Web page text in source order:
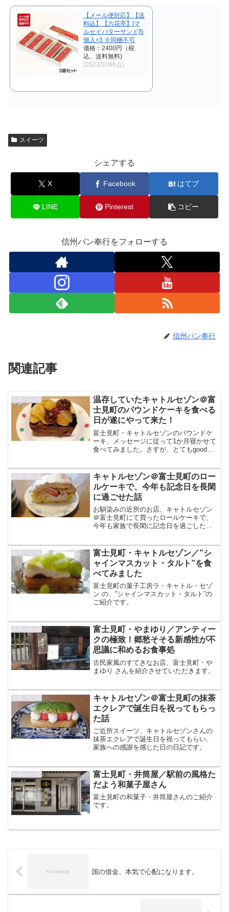
【メール便対応】【送
料込】【六花亭】[マ
ルセイバターサンド]5
個入×3 ※同梱不可
価格：2400円（税
込、送料無料)
(2022/3/3時点)
スイーツ
シェアする
X Facebook はてブ
LINE Pinterest コピー
信州パン奉行をフォローする
信州パン奉行
関連記事
お店いろいろ
温存していたキャトルセゾン＠富
士見町のパウンドケーキを食べる
日が遂にやって来た！
富士見町・キャトルセゾンのパウンドケ
ーキ、メッセージに従って1か月寝かせて
食べてみました。さすが、とてもgoodで
お店いろいろ
キャトルセゾン＠富士見町のロー
ルケーキで、今年も記念日を長閑
に過ごせた話
お馴染みの近所のお店、キャトルセゾン
＠富士見町にて買ったロールケーキで、
今年も家族で長閑に記念日を過ごしたお
お店いろいろ
富士見町・キャトルセゾン／”シ
ャインマスカット・タルト”を食
べてみました
富士見町の菓子工房ラ・キャトル・セゾ
ン の、”シャインマスカット・タルト”の
ご紹介です。
お店いろいろ
富士見町・やまゆり／アンティー
クの極致！郷愁そそる新感性が不
思議に和めるお食事処
古民家風のすてきなお店、富士見町・や
まゆり さんを紹介させていただきます。
お店いろいろ
キャトルセゾン＠富士見町の抹茶
エクレアで誕生日を祝ってもらっ
た話
ご近所スイーツ、キャトルセゾンさんの
抹茶エクレアで誕生日を祝ってもらい、
家族への感謝を感じた日の日記です。
お店いろいろ
富士見町・井筒屋／駅前の風格た
だよう和菓子屋さん
富士見町の和菓子・井筒屋さんのご紹介
です。
国の借金、本気で心配になります。